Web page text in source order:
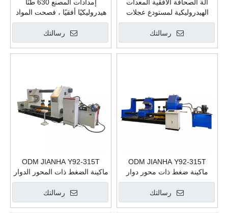
إمدادات المصنع 630 طنًا
هيدروليكيًا أفقيًا ، فصحت المواد
الصلب مواد الفولاذ تفكيك تجميع
عجلات القطار المحور الصيني
رسالتك
آلة الصحافة الأفقية المعدات
الهيدروليكية لمستودع عجلات
السكك الحديدية لصحافة
العجلات 315tرسالتك
ODM JIANHA Y92-315T
ماكينة الضغط ذات المحور الدوار
قطار فك وتجميع عجلة السكك
الحديدية مصانع تصنيع المكبس
الهيدروليكي
رسالتك
ODM JIANHA Y92-315T
ماكينة ضغط ذات محور دوار
أزرق قطار تفكيك وتجميع عجلة
السكك الحديدية مصانع تصنيع
المكبس الهيدروليكي
رسالتك